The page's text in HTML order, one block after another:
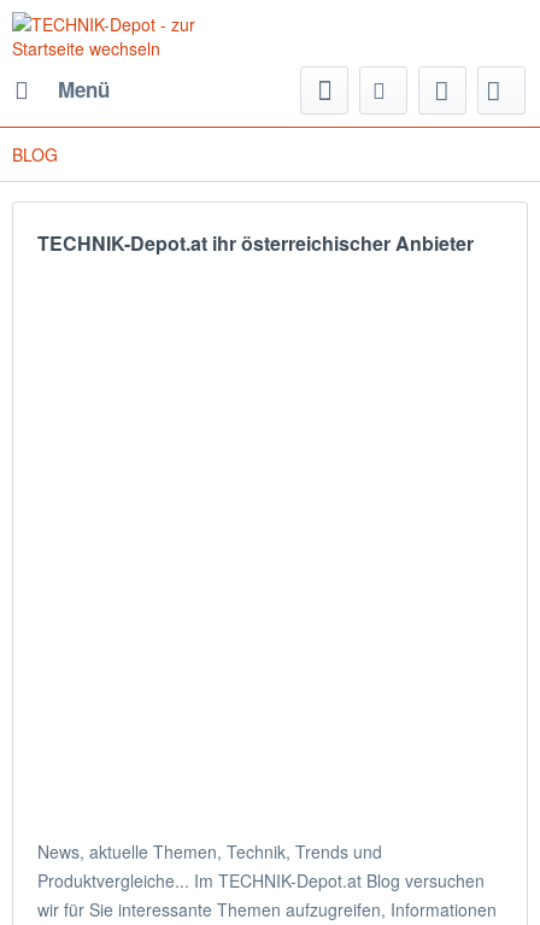
Menü
BLOG
TECHNIK-Depot.at ihr österreichischer Anbieter
News, aktuelle Themen, Technik, Trends und
Produktvergleiche... Im TECHNIK-Depot.at Blog versuchen
wir für Sie interessante Themen aufzugreifen, Informationen